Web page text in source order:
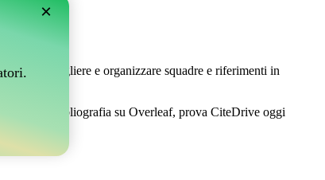
di raccogliere e organizzare squadre e riferimenti in
la tua bibliografia su Overleaf, prova CiteDrive oggi
×